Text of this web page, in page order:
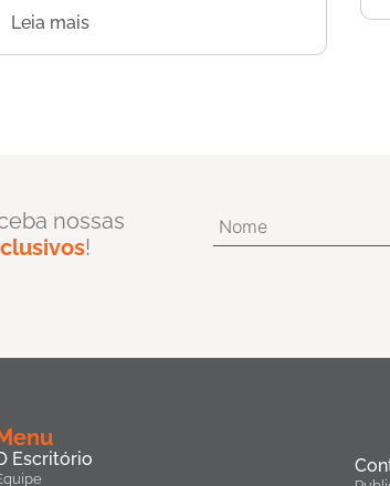
Leia mais
nossas
!
Escritório